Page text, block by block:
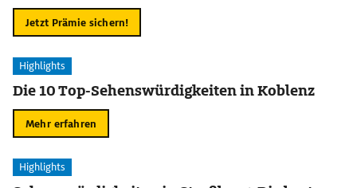
Jetzt Prämie sichern!
Highlights
Die 10 Top-Sehenswürdigkeiten in Koblenz
Mehr erfahren
Highlights